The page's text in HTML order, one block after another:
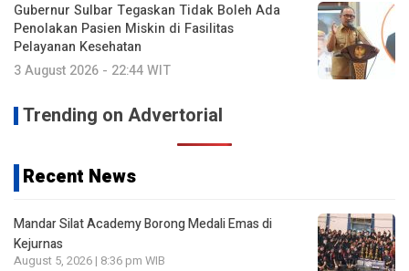
Gubernur Sulbar Tegaskan Tidak Boleh Ada
Penolakan Pasien Miskin di Fasilitas
Pelayanan Kesehatan
3 August 2026 - 22:44 WIT
Trending on Advertorial
Recent News
Mandar Silat Academy Borong Medali Emas di
Kejurnas
August 5, 2026 | 8:36 pm WIB